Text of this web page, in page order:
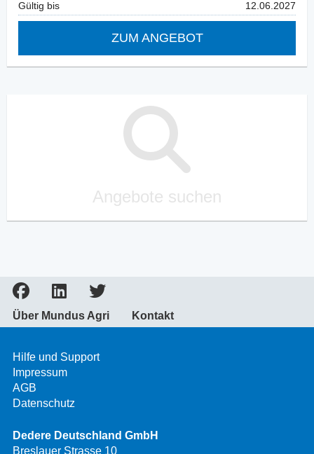
Gültig bis
12.06.2027
ZUM ANGEBOT
Angebote suchen
Über Mundus Agri Kontakt
Hilfe und Support
Impressum
AGB
Datenschutz
Dedere Deutschland GmbH
Breslauer Strasse 10